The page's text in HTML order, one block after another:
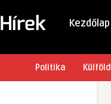
Kezdőlap
Politika Külföld